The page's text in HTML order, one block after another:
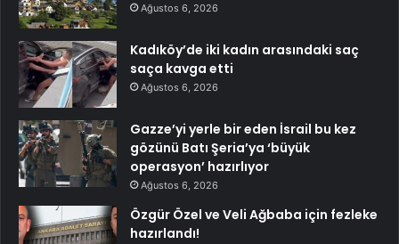
Ağustos 6, 2026
Kadıköy’de iki kadın arasındaki saç
saça kavga etti
Ağustos 6, 2026
Gazze’yi yerle bir eden İsrail bu kez
gözünü Batı Şeria’ya ‘büyük
operasyon’ hazırlıyor
Ağustos 6, 2026
Özgür Özel ve Veli Ağbaba için fezleke
hazırlandı!